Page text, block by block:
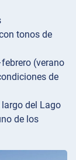
tonos de
(verano
de
del Lago
de los